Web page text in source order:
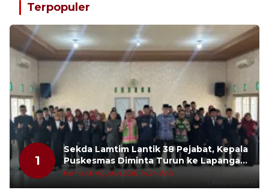
Terpopuler
1
Sekda Lamtim Lantik 38 Pejabat, Kepala
Puskesmas Diminta Turun ke Lapangan
dan Hadir di Tengah Masyarakat
Kamis, 06 Agustus 2026, 14:24 WIB